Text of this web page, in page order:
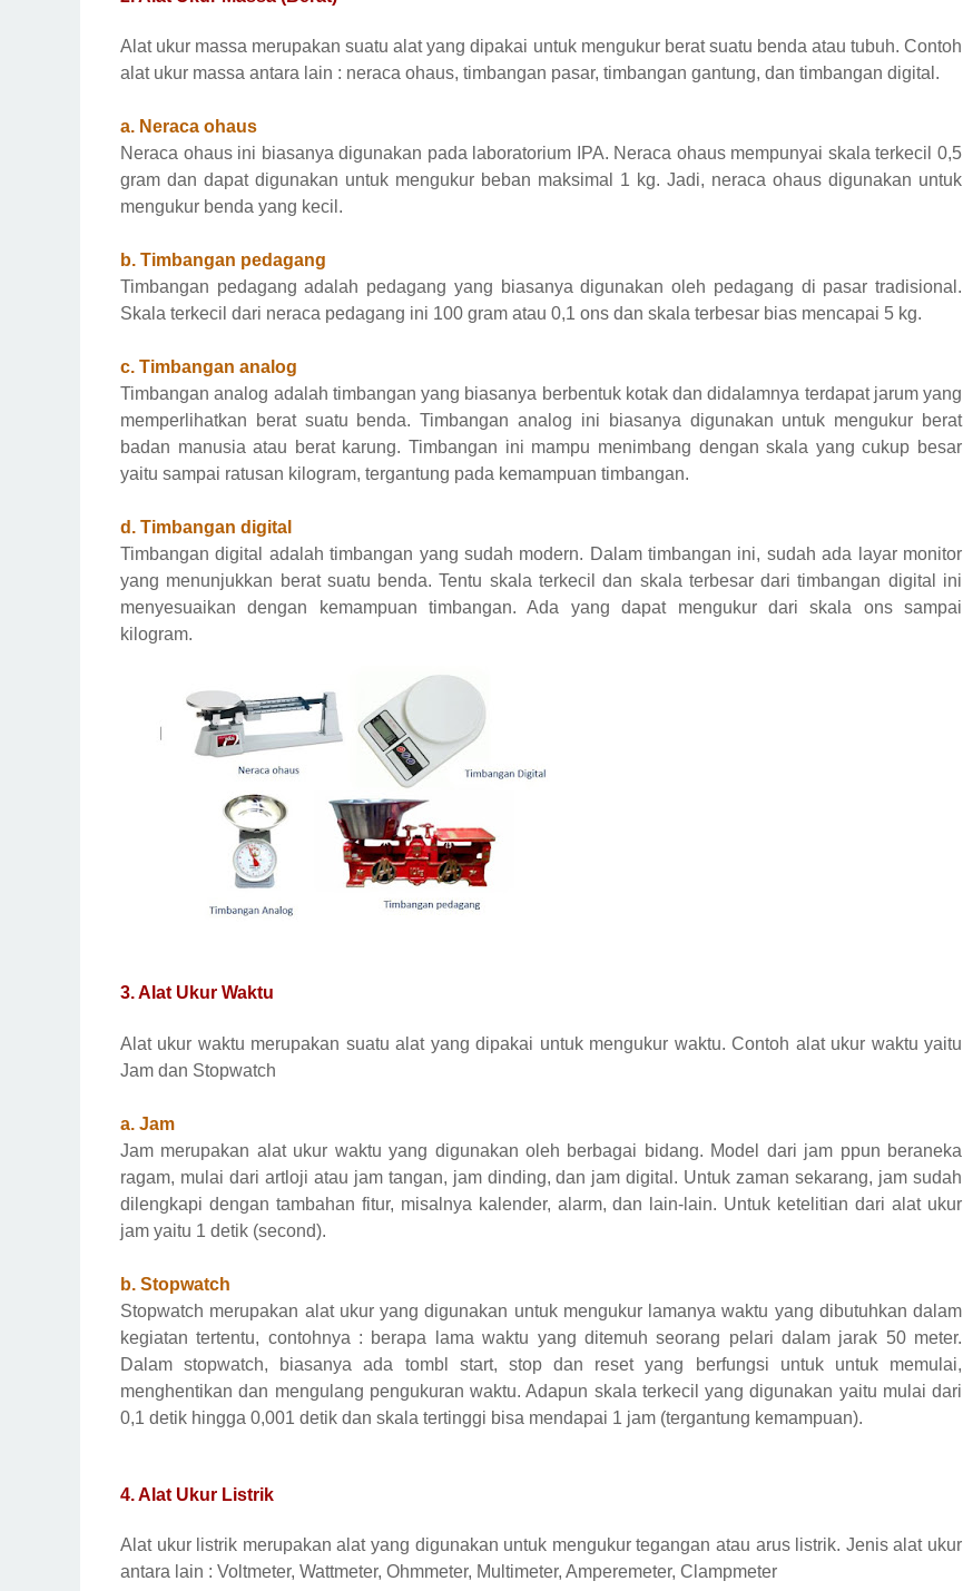
Alat ukur massa merupakan suatu alat yang dipakai untuk mengukur berat suatu benda atau tubuh. Contoh
alat ukur massa antara lain : neraca ohaus, timbangan pasar, timbangan gantung, dan timbangan digital.
a. Neraca ohaus
Neraca ohaus ini biasanya digunakan pada laboratorium IPA. Neraca ohaus mempunyai skala terkecil 0,5
gram dan dapat digunakan untuk mengukur beban maksimal 1 kg. Jadi, neraca ohaus digunakan untuk
mengukur benda yang kecil.
b. Timbangan pedagang
Timbangan pedagang adalah pedagang yang biasanya digunakan oleh pedagang di pasar tradisional.
Skala terkecil dari neraca pedagang ini 100 gram atau 0,1 ons dan skala terbesar bias mencapai 5 kg.
c. Timbangan analog
Timbangan analog adalah timbangan yang biasanya berbentuk kotak dan didalamnya terdapat jarum yang
memperlihatkan berat suatu benda. Timbangan analog ini biasanya digunakan untuk mengukur berat
badan manusia atau berat karung. Timbangan ini mampu menimbang dengan skala yang cukup besar
yaitu sampai ratusan kilogram, tergantung pada kemampuan timbangan.
d. Timbangan digital
Timbangan digital adalah timbangan yang sudah modern. Dalam timbangan ini, sudah ada layar monitor
yang menunjukkan berat suatu benda. Tentu skala terkecil dan skala terbesar dari timbangan digital ini
menyesuaikan dengan kemampuan timbangan. Ada yang dapat mengukur dari skala ons sampai
kilogram.
3.Alat Ukur Waktu
Alat ukur waktu merupakan suatu alat yang dipakai untuk mengukur waktu. Contoh alat ukur waktu yaitu
Jam dan Stopwatch
a. Jam
Jam merupakan alat ukur waktu yang digunakan oleh berbagai bidang. Model dari jam ppun beraneka
ragam, mulai dari artloji atau jam tangan, jam dinding, dan jam digital. Untuk zaman sekarang, jam sudah
dilengkapi dengan tambahan fitur, misalnya kalender, alarm, dan lain-lain. Untuk ketelitian dari alat ukur
jam yaitu 1 detik (second).
b. Stopwatch
Stopwatch merupakan alat ukur yang digunakan untuk mengukur lamanya waktu yang dibutuhkan dalam
kegiatan tertentu, contohnya : berapa lama waktu yang ditemuh seorang pelari dalam jarak 50 meter.
Dalam stopwatch, biasanya ada tombl start, stop dan reset yang berfungsi untuk untuk memulai,
menghentikan dan mengulang pengukuran waktu. Adapun skala terkecil yang digunakan yaitu mulai dari
0,1 detik hingga 0,001 detik dan skala tertinggi bisa mendapai 1 jam (tergantung kemampuan).
4.Alat Ukur Listrik
Alat ukur listrik merupakan alat yang digunakan untuk mengukur tegangan atau arus listrik. Jenis alat ukur
antara lain : Voltmeter, Wattmeter, Ohmmeter, Multimeter, Amperemeter, Clampmeter